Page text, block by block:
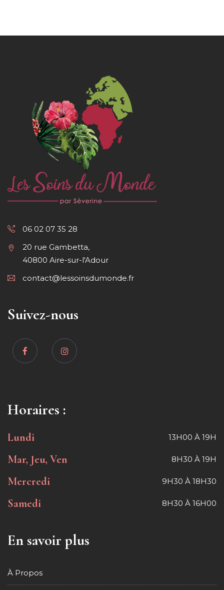
06 02 07 35 28
20 rue Gambetta,
40800 Aire-sur-l'Adour
contact@lessoinsdumonde.fr
Suivez-nous
Horaires :
Lundi 13H00 À 19H
Mar, Jeu, Ven 8H30 À 19H
Mercredi 9H30 À 18H30
Samedi 8H30 À 16H00
En savoir plus
À Propos